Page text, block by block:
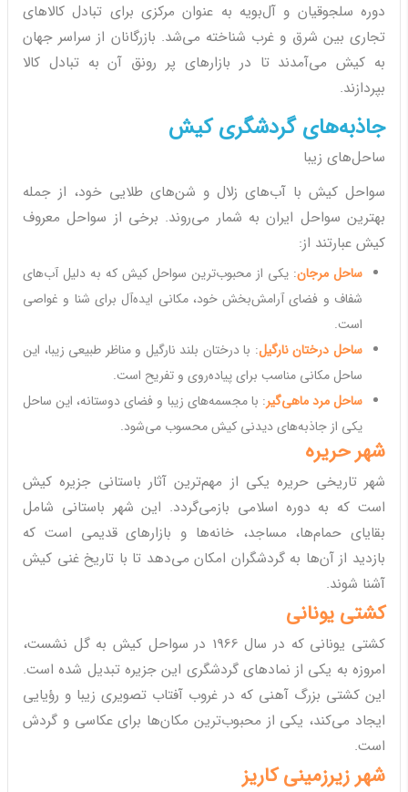
دوره سلجوقیان و آل‌بویه به عنوان مرکزی برای تبادل کالاهای
تجاری بین شرق و غرب شناخته می‌شد. بازرگانان از سراسر جهان
به کیش می‌آمدند تا در بازارهای پر رونق آن به تبادل کالا
بپردازند.
جاذبه‌های گردشگری کیش
ساحل‌های زیبا
سواحل کیش با آب‌های زلال و شن‌های طلایی خود، از جمله
بهترین سواحل ایران به شمار می‌روند. برخی از سواحل معروف
کیش عبارتند از:
ساحل مرجان: یکی از محبوب‌ترین سواحل کیش که به دلیل آب‌های
شفاف و فضای آرامش‌بخش خود، مکانی ایده‌آل برای شنا و غواصی
است.
ساحل درختان نارگیل: با درختان بلند نارگیل و مناظر طبیعی زیبا، این
ساحل مکانی مناسب برای پیاده‌روی و تفریح است.
ساحل مرد ماهی‌گیر: با مجسمه‌های زیبا و فضای دوستانه، این ساحل
یکی از جاذبه‌های دیدنی کیش محسوب می‌شود.
شهر حریره
شهر تاریخی حریره یکی از مهم‌ترین آثار باستانی جزیره کیش
است که به دوره اسلامی بازمی‌گردد. این شهر باستانی شامل
بقایای حمام‌ها، مساجد، خانه‌ها و بازارهای قدیمی است که
بازدید از آن‌ها به گردشگران امکان می‌دهد تا با تاریخ غنی کیش
آشنا شوند.
کشتی یونانی
کشتی یونانی که در سال 1966 در سواحل کیش به گل نشست،
امروزه به یکی از نمادهای گردشگری این جزیره تبدیل شده است.
این کشتی بزرگ آهنی که در غروب آفتاب تصویری زیبا و رؤیایی
ایجاد می‌کند، یکی از محبوب‌ترین مکان‌ها برای عکاسی و گردش
است.
شهر زیرزمینی کاریز